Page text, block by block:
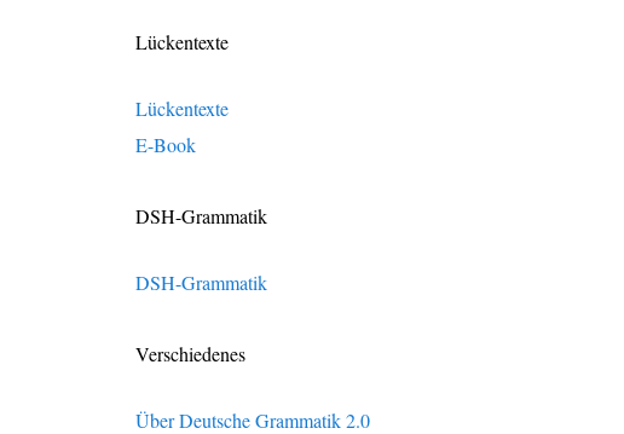
Lückentexte
Lückentexte
E-Book
DSH-Grammatik
DSH-Grammatik
Verschiedenes
Über Deutsche Grammatik 2.0